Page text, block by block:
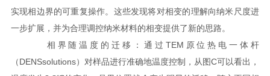
实现相边界的可重复操作。这些发现将对相变的理解向纳米尺度进
一步扩展，并为合理调控纳米材料的相变提供了新的思路。
相界随温度的迁移：通过TEM原位热电一体杆
（DENSsolutions）对样品进行准确地温度控制，从图C可以看出，